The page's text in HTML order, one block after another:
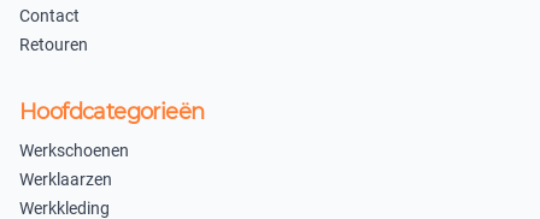
Contact
Retouren
Hoofdcategorieën
Werkschoenen
Werklaarzen
Werkkleding